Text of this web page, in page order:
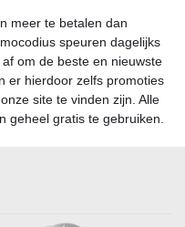
meer te betalen dan
speuren dagelijks
om de beste en nieuwste
er hierdoor zelfs promoties
site te vinden zijn. Alle
geheel gratis te gebruiken.